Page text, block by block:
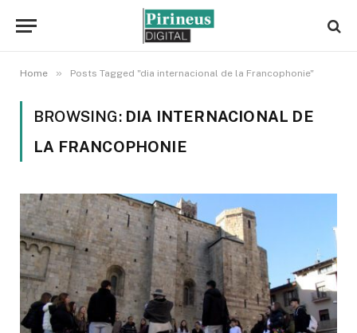
Home » Posts Tagged "dia internacional de la Francophonie"
BROWSING: DIA INTERNACIONAL DE
LA FRANCOPHONIE